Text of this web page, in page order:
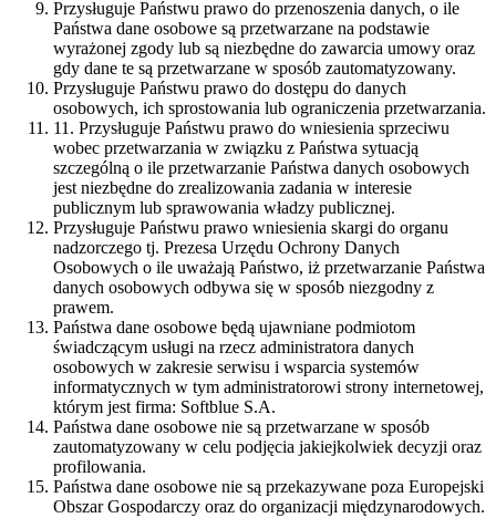
Przysługuje Państwu prawo do przenoszenia danych, o ile
Państwa dane osobowe są przetwarzane na podstawie
wyrażonej zgody lub są niezbędne do zawarcia umowy oraz
gdy dane te są przetwarzane w sposób zautomatyzowany.
Przysługuje Państwu prawo do dostępu do danych
osobowych, ich sprostowania lub ograniczenia przetwarzania.
11. Przysługuje Państwu prawo do wniesienia sprzeciwu
wobec przetwarzania w związku z Państwa sytuacją
szczególną o ile przetwarzanie Państwa danych osobowych
jest niezbędne do zrealizowania zadania w interesie
publicznym lub sprawowania władzy publicznej.
Przysługuje Państwu prawo wniesienia skargi do organu
nadzorczego tj. Prezesa Urzędu Ochrony Danych
Osobowych o ile uważają Państwo, iż przetwarzanie Państwa
danych osobowych odbywa się w sposób niezgodny z
prawem.
Państwa dane osobowe będą ujawniane podmiotom
świadczącym usługi na rzecz administratora danych
osobowych w zakresie serwisu i wsparcia systemów
informatycznych w tym administratorowi strony internetowej,
którym jest firma: Softblue S.A.
Państwa dane osobowe nie są przetwarzane w sposób
zautomatyzowany w celu podjęcia jakiejkolwiek decyzji oraz
profilowania.
Państwa dane osobowe nie są przekazywane poza Europejski
Obszar Gospodarczy oraz do organizacji międzynarodowych.